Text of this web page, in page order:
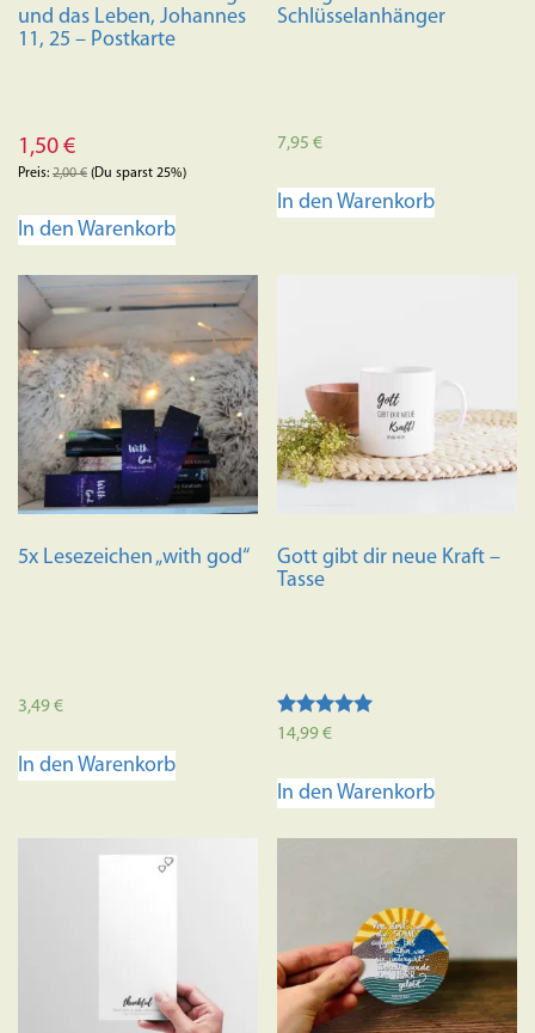
und das Leben, Johannes
11, 25 – Postkarte
1,50 €
Preis: 2,00€ (Du sparst 25%)
In den Warenkorb
Schlüsselanhänger
7,95€
In den Warenkorb
5x Lesezeichen „with god“
3,49€
In den Warenkorb
Gott gibt dir neue Kraft –
Tasse
Bewertet mit
14,99€
In den Warenkorb